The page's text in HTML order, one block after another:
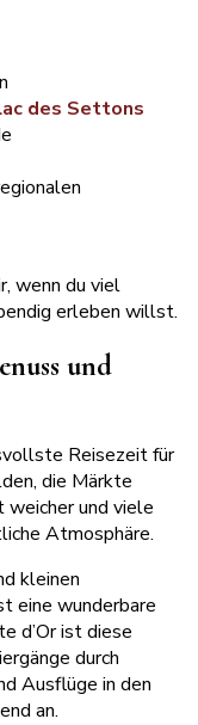
des Settons
wenn du viel
erleben willst.
und
Reisezeit für
die Märkte
und viele
Atmosphäre.
kleinen
eine wunderbare
d’Or ist diese
durch
Ausflüge in den
an.